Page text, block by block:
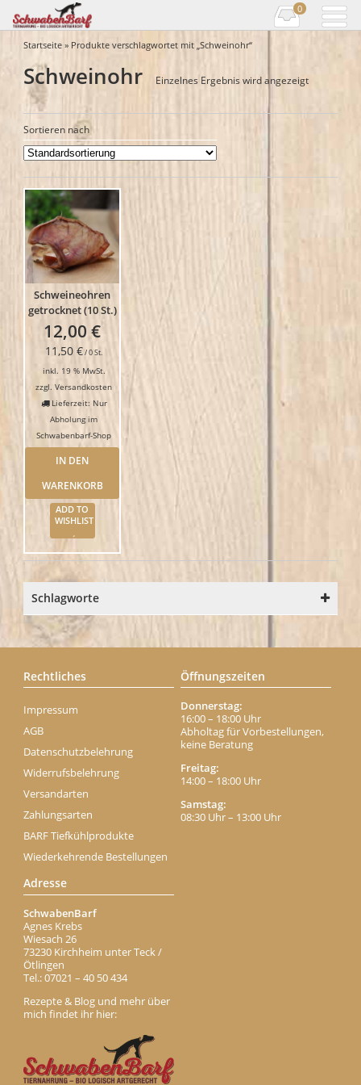
0
Startseite » Produkte verschlagwortet mit „Schweinohr“
Schweinohr Einzelnes Ergebnis wird angezeigt
Sortieren nach
Schweineohren
getrocknet (10 St.)
12,00€
11,50€/0St.
inkl. 19 % MwSt.
zzgl.Versandkosten
Lieferzeit: Nur
Abholung im
Schwabenbarf-Shop
IN DEN
WARENKORB
ADD TO
WISHLIST
Schlagworte
Rechtliches
Impressum
AGB
Datenschutzbelehrung
Widerrufsbelehrung
Versandarten
Zahlungsarten
BARF Tiefkühlprodukte
Wiederkehrende Bestellungen
Öffnungszeiten
Donnerstag:
16:00 – 18:00 Uhr
Abholtag für Vorbestellungen,
keine Beratung
Freitag:
14:00 – 18:00 Uhr
Samstag:
08:30 Uhr – 13:00 Uhr
Adresse
SchwabenBarf
Agnes Krebs
Wiesach 26
73230 Kirchheim unter Teck /
Ötlingen
Tel.: 07021 – 40 50 434
Rezepte & Blog und mehr über
mich findet ihr hier: